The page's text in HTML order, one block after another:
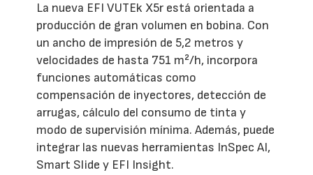
La nueva EFI VUTEk X5r está orientada a
producción de gran volumen en bobina. Con
un ancho de impresión de 5,2 metros y
velocidades de hasta 751 m²/h, incorpora
funciones automáticas como
compensación de inyectores, detección de
arrugas, cálculo del consumo de tinta y
modo de supervisión mínima. Además, puede
integrar las nuevas herramientas InSpec AI,
Smart Slide y EFI Insight.